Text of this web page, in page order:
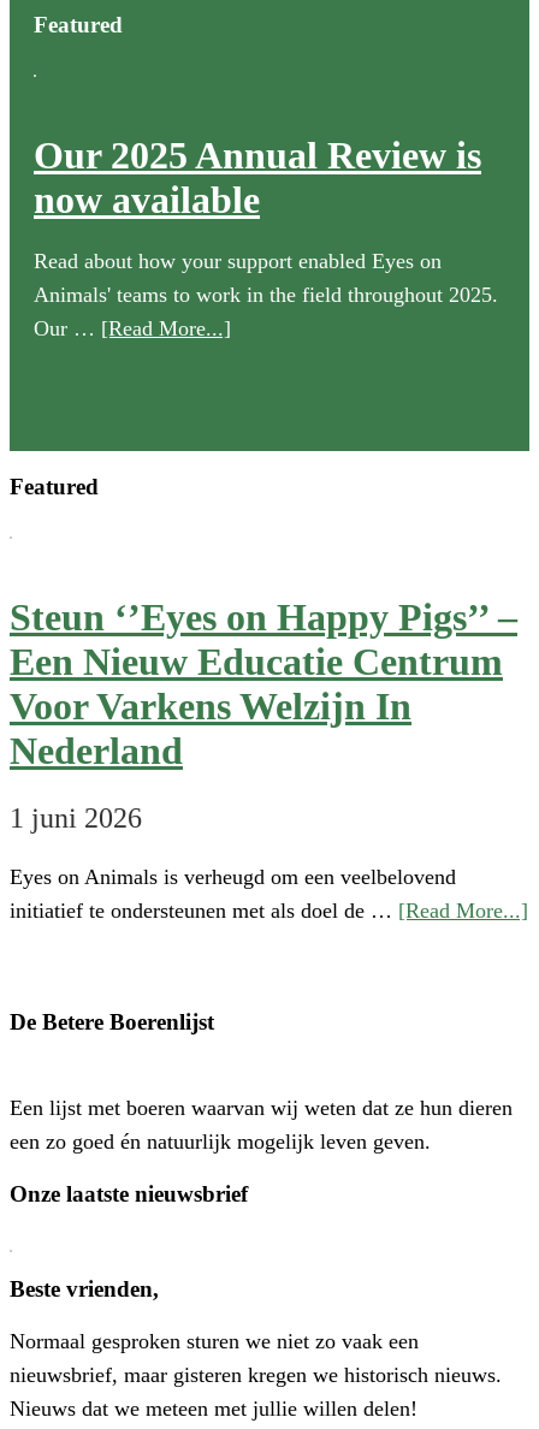
Featured
Our 2025 Annual Review is
now available
Read about how your support enabled Eyes on
Animals' teams to work in the field throughout 2025.
Our … [Read More...]
Featured
Steun ‘’Eyes on Happy Pigs’’ –
Een Nieuw Educatie Centrum
Voor Varkens Welzijn In
Nederland
1 juni 2026
Eyes on Animals is verheugd om een veelbelovend
initiatief te ondersteunen met als doel de … [Read More...]
De Betere Boerenlijst
Een lijst met boeren waarvan wij weten dat ze hun dieren
een zo goed én natuurlijk mogelijk leven geven.
Onze laatste nieuwsbrief
Beste vrienden,
Normaal gesproken sturen we niet zo vaak een
nieuwsbrief, maar gisteren kregen we historisch nieuws.
Nieuws dat we meteen met jullie willen delen!